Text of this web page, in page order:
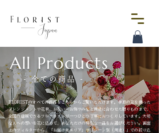
All Products
- 全ての商品 -
FLORISTのすべての商品をこちらからご覧いただけます。季節の花を使った
アレンジメントや花束、お祝い・お悔やみなど用途に合わせた贈りものまで、
全国の信頼できるフローリストが一つひとつ丁寧におつくりしています。大切
な人への想いを花に込めて、あなただけの特別な一品をお選びください。画面
上のフィルターから、「お届け先エリア」や「シーン別（用途）」での絞り込